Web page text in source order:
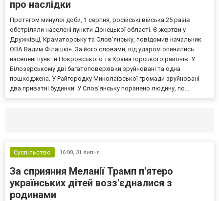
про наслідки
Протягом минулої доби, 1 серпня, російські війська 25 разів
обстріляли населені пункти Донецької області. Є жертви у
Дружківці, Краматорську та Слов’янську, повідомив начальник
ОВА Вадим Філашкін. За його словами, під ударом опинились
населені пункти Покровського та Краматорського районів. У
Білозерському дві багатоповерхівки зруйновані та одна
пошкоджена. У Райгородку Миколаївської громади зруйновані
два приватні будинки. У Слов’янську поранено людину, по...
Суспільство 16:00, 31 липня
За сприяння Меланії Трамп п'ятеро
українських дітей возз'єдналися з
родинами